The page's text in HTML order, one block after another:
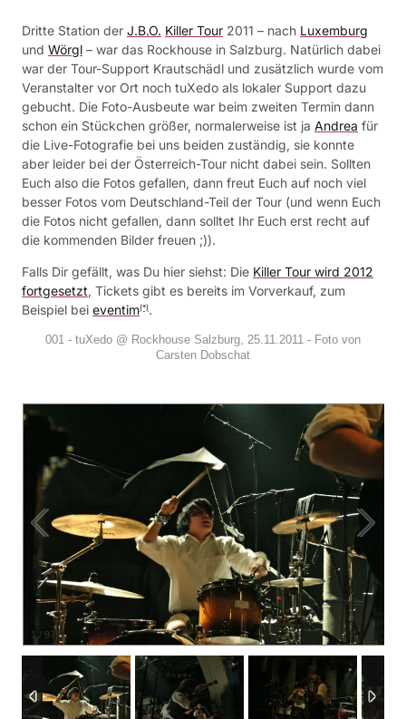
Dritte Station der J.B.O. Killer Tour 2011 – nach Luxemburg
und Wörgl – war das Rockhouse in Salzburg. Natürlich dabei
war der Tour-Support Krautschädl und zusätzlich wurde vom
Veranstalter vor Ort noch tuXedo als lokaler Support dazu
gebucht. Die Foto-Ausbeute war beim zweiten Termin dann
schon ein Stückchen größer, normalerweise ist ja Andrea für
die Live-Fotografie bei uns beiden zuständig, sie konnte
aber leider bei der Österreich-Tour nicht dabei sein. Sollten
Euch also die Fotos gefallen, dann freut Euch auf noch viel
besser Fotos vom Deutschland-Teil der Tour (und wenn Euch
die Fotos nicht gefallen, dann solltet Ihr Euch erst recht auf
die kommenden Bilder freuen ;)).
Falls Dir gefällt, was Du hier siehst: Die Killer Tour wird 2012
fortgesetzt, Tickets gibt es bereits im Vorverkauf, zum
Beispiel bei eventim(*).
1 / 97
001 - tuXedo @ Rockhouse Salzburg, 25.11.2011 - Foto von
Carsten Dobschat